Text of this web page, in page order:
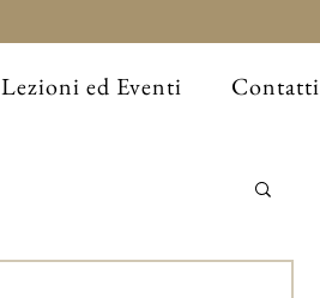
Lezioni ed Eventi Contatti